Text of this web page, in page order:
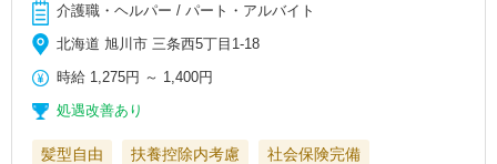
介護職・ヘルパー / パート・アルバイト
北海道 旭川市 三条西5丁目1-18
時給 1,275円 ～ 1,400円
処遇改善あり
髪型自由 扶養控除内考慮
社会保険完備